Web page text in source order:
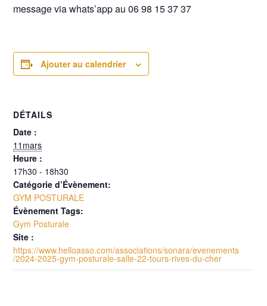
message via whats’app au 06 98 15 37 37
Ajouter au calendrier
DÉTAILS
Date :
11mars
Heure :
17h30 - 18h30
Catégorie d’Évènement:
GYM POSTURALE
Évènement Tags:
Gym Posturale
Site :
https://www.helloasso.com/associations/sonara/evenements
/2024-2025-gym-posturale-salle-22-tours-rives-du-cher